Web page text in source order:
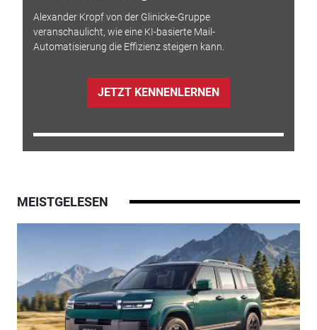
Alexander Kropf von der Glinicke-Gruppe
veranschaulicht, wie eine KI-basierte Mail-
Automatisierung die Effizienz steigern kann.
JETZT KENNENLERNEN
MEISTGELESEN